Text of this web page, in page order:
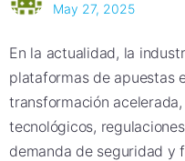
May 27, 2025
En la actualidad, la
plataformas de apuestas
transformación
tecnológicos,
demanda de seguridad y